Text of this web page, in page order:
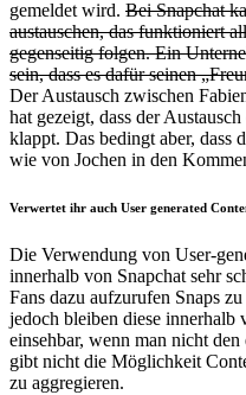
gemeldet wird. Bei Snapchat
austauschen, das funktioniert
gegenseitig folgen. Ein
sein, dass es dafür seinen
Der Austausch zwischen
hat gezeigt, dass der
klappt. Das bedingt aber, dass
wie von Jochen in den
Verwertet ihr auch User generated
Die Verwendung von User-
innerhalb von Snapchat sehr
Fans dazu aufzurufen Snaps
jedoch bleiben diese innerhalb
einsehbar, wenn man nicht
gibt nicht die Möglichkeit
zu aggregieren.